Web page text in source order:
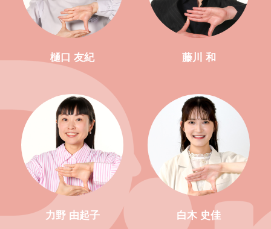
樋口 友紀 藤川 和
力野 由起子 白木 史佳